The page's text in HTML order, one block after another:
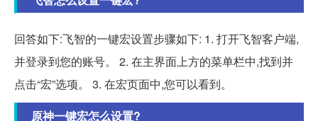
回答如下:飞智的一键宏设置步骤如下: 1. 打开飞智客户端,
并登录到您的账号。 2. 在主界面上方的菜单栏中,找到并
点击“宏”选项。 3. 在宏页面中,您可以看到。
原神一键宏怎么设置?